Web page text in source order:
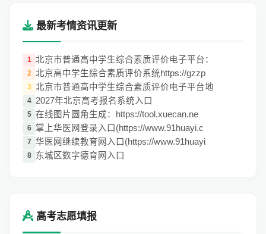
最新考情资讯更新
1 北京市普通高中学生综合素质评价电子平台：
2 北京高中学生综合素质评价系统https://gzzp
3 北京市普通高中学生综合素质评价电子平台地
4 2027年北京高考报名系统入口
5 在线图片圆角生成：https://tool.xuecan.ne
6 掌上华医网登录入口(https://www.91huayi.c
7 华医网继续教育网入口(https://www.91huayi
8 东城区数字德育网入口
高考志愿填报